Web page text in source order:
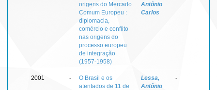
origens do Mercado
Comum Europeu :
diplomacia,
comércio e conflito
nas origens do
processo europeu
de integração
(1957-1958)
Antônio
Carlos
2001 -
O Brasil e os
atentados de 11 de
Lessa,
Antônio
-